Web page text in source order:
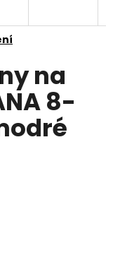
na
8-